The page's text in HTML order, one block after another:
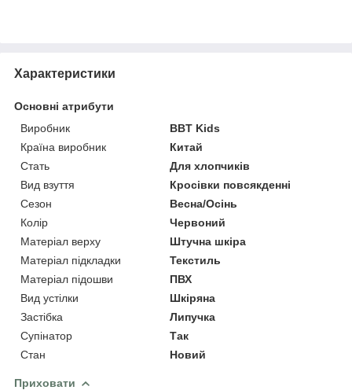
Характеристики
Основні атрибути
Виробник
BBT Kids
Країна виробник
Китай
Стать
Для хлопчиків
Вид взуття
Кросівки повсякденні
Сезон
Весна/Осінь
Колір
Червоний
Матеріал верху
Штучна шкіра
Матеріал підкладки
Текстиль
Матеріал підошви
ПВХ
Вид устілки
Шкіряна
Застібка
Липучка
Супінатор
Так
Стан
Новий
Приховати